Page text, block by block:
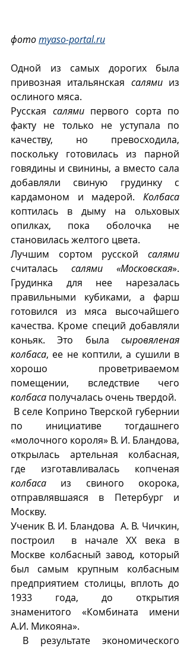
фото myaso-portal.ru
Одной из самых дорогих была
привозная итальянская салями из
ослиного мяса.
Русская салями первого сорта по
факту не только не уступала по
качеству, но превосходила,
поскольку готовилась из парной
говядины и свинины, а вместо сала
добавляли свиную грудинку с
кардамоном и мадерой. Колбаса
коптилась в дыму на ольховых
опилках, пока оболочка не
становилась желтого цвета.
Лучшим сортом русской салями
считалась салями «Московская».
Грудинка для нее нарезалась
правильными кубиками, а фарш
готовился из мяса высочайшего
качества. Кроме специй добавляли
коньяк. Это была сыровяленая
колбаса, ее не коптили, а сушили в
хорошо проветриваемом
колбаса получалась очень твердой.
В селе Коприно Тверской губернии
по инициативе тогдашнего
«молочного короля» В. И. Бландова,
открылась артельная колбасная,
колбаса из свиного окорока,
отправлявшаяся в Петербург и
Москву.
Ученик В. И. Бландова  А. В. Чичкин,
построил  в начале XX века в
Москве колбасный завод, который
был самым крупным колбасным
предприятием столицы, вплоть до
1933 года, до открытия
знаменитого «Комбината имени
А.И. Микояна».